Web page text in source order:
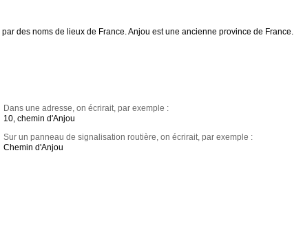
des noms de lieux de France. Anjou est une ancienne province de France.
Dans une adresse, on écrirait, par exemple :
10, chemin d'Anjou
Sur un panneau de signalisation routière, on écrirait, par exemple :
Chemin d'Anjou